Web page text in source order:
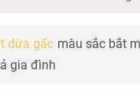
dừa gấc màu sắc bắt
gia đình